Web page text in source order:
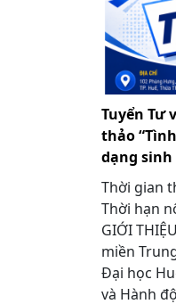
Tuyển Tư
thảo
dạng sinh
Thời gian
Thời hạn
GIỚI
miền
Đại học
và Hành